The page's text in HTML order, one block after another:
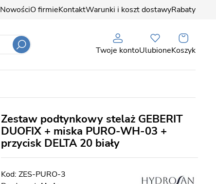
NowościO firmieKontaktWarunki i koszt dostawyRabaty
Twoje kontoUlubioneKoszyk
Zestaw podtynkowy stelaż GEBERIT
DUOFIX + miska PURO-WH-03 +
przycisk DELTA 20 biały
ZES-PURO-3